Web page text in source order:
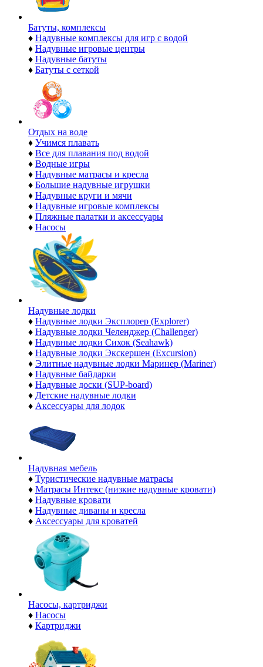
Батуты, комплексы
♦ Надувные комплексы для игр с водой
♦ Надувные игровые центры
♦ Надувные батуты
♦ Батуты с сеткой
Отдых на воде
♦ Учимся плавать
♦ Все для плавания под водой
♦ Водные игры
♦ Надувные матрасы и кресла
♦ Большие надувные игрушки
♦ Надувные круги и мячи
♦ Надувные игровые комплексы
♦ Пляжные палатки и аксессуары
♦ Насосы
Надувные лодки
♦ Надувные лодки Эксплорер (Explorer)
♦ Надувные лодки Челенджер (Challenger)
♦ Надувные лодки Сихок (Seahawk)
♦ Надувные лодки Экскершен (Excursion)
♦ Элитные надувные лодки Маринер (Mariner)
♦ Надувные байдарки
♦ Надувные доски (SUP-board)
♦ Детские надувные лодки
♦ Аксессуары для лодок
Надувная мебель
♦ Туристические надувные матрасы
♦ Матрасы Интекс (низкие надувные кровати)
♦ Надувные кровати
♦ Надувные диваны и кресла
♦ Аксессуары для кроватей
Насосы, картриджи
♦ Насосы
♦ Картриджи